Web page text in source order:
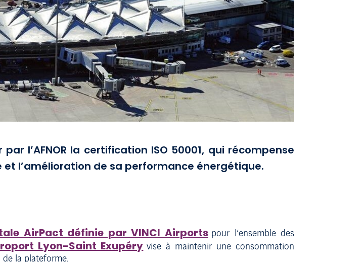
l’AFNOR la certification ISO 50001, qui récompense
l’amélioration de sa performance énergétique.
AirPact définie par VINCI Airportspour l’ensemble des
Lyon-Saint Exupéry vise à maintenir une consommation
la plateforme.